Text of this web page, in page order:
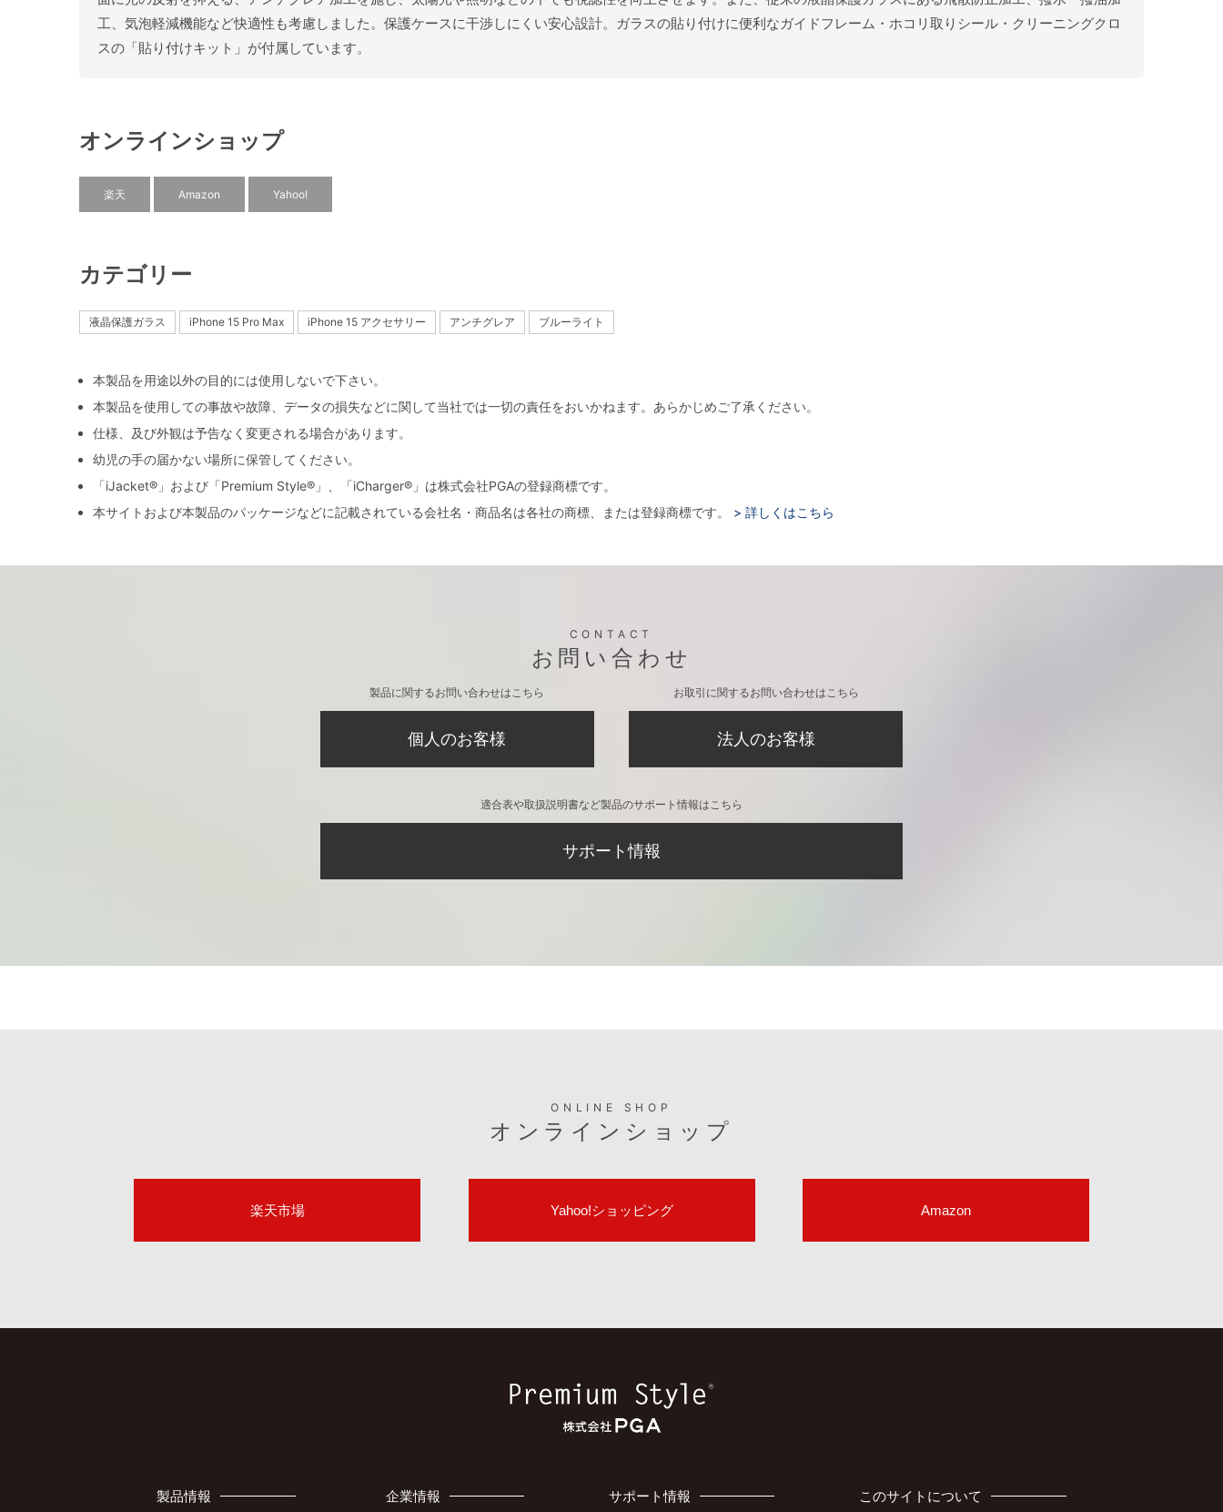
工、気泡軽減機能など快適性も考慮しました。保護ケースに干渉しにくい安心設計。ガラスの貼り付けに便利なガイドフレーム・ホコリ取りシール・クリーニングクロ
スの「貼り付けキット」が付属しています。
オンラインショップ
楽天 Amazon Yahoo!
カテゴリー
液晶保護ガラス iPhone 15 Pro Max iPhone 15 アクセサリー アンチグレア ブルーライト
本製品を用途以外の目的には使用しないで下さい。
本製品を使用しての事故や故障、データの損失などに関して当社では一切の責任をおいかねます。あらかじめご了承ください。
仕様、及び外観は予告なく変更される場合があります。
幼児の手の届かない場所に保管してください。
「iJacket®」および「Premium Style®」、「iCharger®」は株式会社PGAの登録商標です。
本サイトおよび本製品のパッケージなどに記載されている会社名・商品名は各社の商標、または登録商標です。
> 詳しくはこちら
CONTACT
お問い合わせ
製品に関するお問い合わせはこちら
個人のお客様
お取引に関するお問い合わせはこちら
法人のお客様
適合表や取扱説明書など製品のサポート情報はこちら
サポート情報
ONLINE SHOP
オンラインショップ
楽天市場 Yahoo!ショッピング Amazon
製品情報 企業情報 サポート情報 このサイトについて